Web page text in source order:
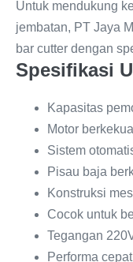
Untuk mendukung
jembatan, PT Jaya
bar cutter dengan
Spesifikasi
Kapasitas
Motor
Sistem
Pisau baja
Konstruksi
Cocok untuk
Tegangan
Performa